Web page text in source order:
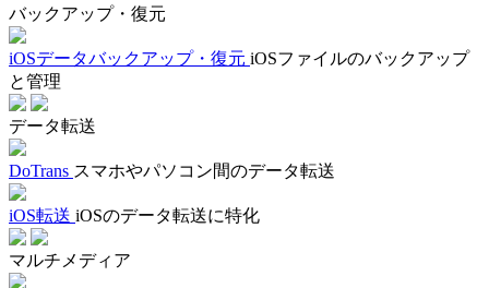
バックアップ・復元
iOSデータバックアップ・復元 iOSファイルのバックアップ
と管理
データ転送
DoTrans スマホやパソコン間のデータ転送
iOS転送 iOSのデータ転送に特化
マルチメディア